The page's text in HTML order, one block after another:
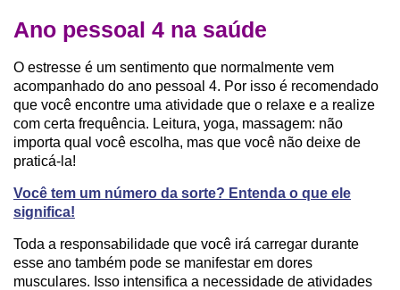
Ano pessoal 4 na saúde
O estresse é um sentimento que normalmente vem
acompanhado do ano pessoal 4. Por isso é recomendado
que você encontre uma atividade que o relaxe e a realize
com certa frequência. Leitura, yoga, massagem: não
importa qual você escolha, mas que você não deixe de
praticá-la!
Você tem um número da sorte? Entenda o que ele
significa!
Toda a responsabilidade que você irá carregar durante
esse ano também pode se manifestar em dores
musculares. Isso intensifica a necessidade de atividades